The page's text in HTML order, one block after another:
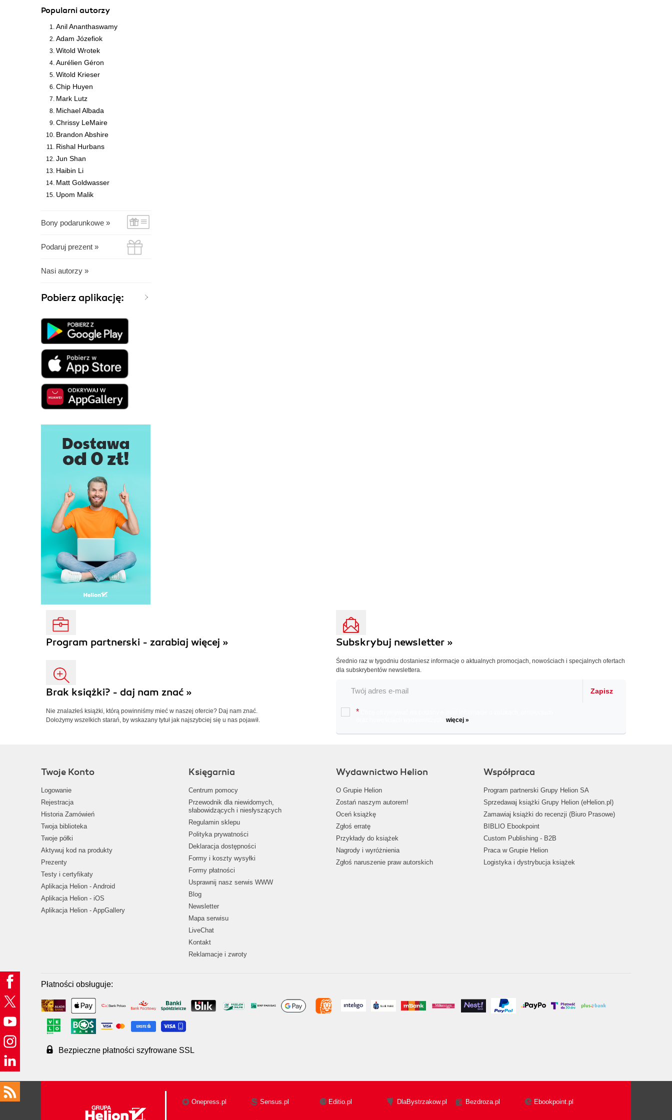
Popularni autorzy
Anil Ananthaswamy
Adam Józefiok
Witold Wrotek
Aurélien Géron
Witold Krieser
Chip Huyen
Mark Lutz
Michael Albada
Chrissy LeMaire
Brandon Abshire
Rishal Hurbans
Jun Shan
Haibin Li
Matt Goldwasser
Upom Malik
Bony podarunkowe »
Podaruj prezent »
Nasi autorzy »
Pobierz aplikację:
Program partnerski - zarabiaj więcej »
Brak książki? - daj nam znać »
Nie znalazłeś książki, którą powinniśmy mieć w naszej ofercie? Daj nam znać.
Dołożymy wszelkich starań, by wskazany tytuł jak najszybciej się u nas pojawił.
Subskrybuj newsletter »
Średnio raz w tygodniu dostaniesz informacje o aktualnych promocjach, nowościach i specjalnych ofertach
dla subskrybentów newslettera.
Zapisz
*
więcej »
Twoje Konto
Logowanie
Rejestracja
Historia Zamówień
Twoja biblioteka
Twoje półki
Aktywuj kod na produkty
Prezenty
Testy i certyfikaty
Aplikacja Helion - Android
Aplikacja Helion - iOS
Aplikacja Helion - AppGallery
Księgarnia
Centrum pomocy
Przewodnik dla niewidomych,
słabowidzących i niesłyszących
Regulamin sklepu
Polityka prywatności
Deklaracja dostępności
Formy i koszty wysyłki
Formy płatności
Usprawnij nasz serwis WWW
Blog
Newsletter
Mapa serwisu
LiveChat
Kontakt
Reklamacje i zwroty
Wydawnictwo Helion
O Grupie Helion
Zostań naszym autorem!
Oceń książkę
Zgłoś erratę
Przykłady do książek
Nagrody i wyróżnienia
Zgłoś naruszenie praw autorskich
Współpraca
Program partnerski Grupy Helion SA
Sprzedawaj książki Grupy Helion (eHelion.pl)
Zamawiaj książki do recenzji (Biuro Prasowe)
BIBLIO Ebookpoint
Custom Publishing - B2B
Praca w Grupie Helion
Logistyka i dystrybucja książek
Płatności obsługuje:
Bezpieczne płatności szyfrowane SSL
Onepress.pl Sensus.pl Editio.pl DlaBystrzakow.pl Bezdroza.pl Ebookpoint.pl